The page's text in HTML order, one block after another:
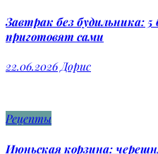
Завтрак без будильника:
приготовят сами
22.06.2026Дорис
Рецепты
Июньская корзина: